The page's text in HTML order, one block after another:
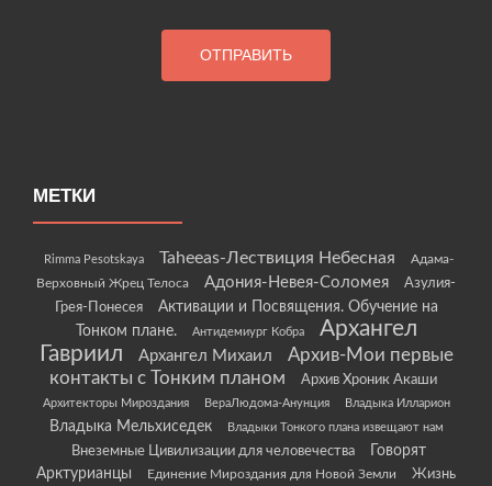
МЕТКИ
Rimma Pesotskaya Taheeas-Лествиция Небесная
Адама-
Верховный Жрец Телоса
Адония-Невея-Соломея
Азулия-
Грея-Понесея
Активации и Посвящения. Обучение на
Тонком плане.
Антидемиург Кобра
Архангел
Гавриил
Архангел Михаил
Архив-Мои первые
контакты с Тонким планом
Архив Хроник Акаши
Архитекторы Мироздания ВераЛюдома-Анунция Владыка Илларион
Владыка Мельхиседек Владыки Тонкого плана извещают нам
Внеземные Цивилизации для человечества
Говорят
Арктурианцы
Единение Мироздания для Новой Земли
Жизнь